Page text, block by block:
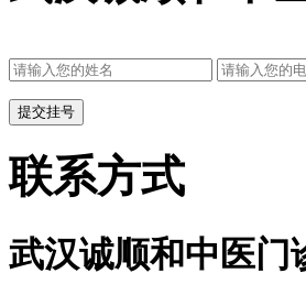
联系方式
武汉诚顺和中医门